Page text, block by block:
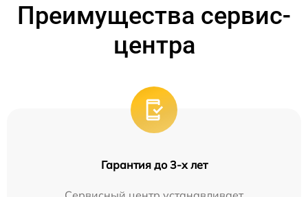
Преимущества сервис-
центра
Гарантия до 3-х лет